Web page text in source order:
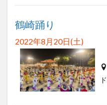
鶴崎踊り
2022年8月20日(土)
ド